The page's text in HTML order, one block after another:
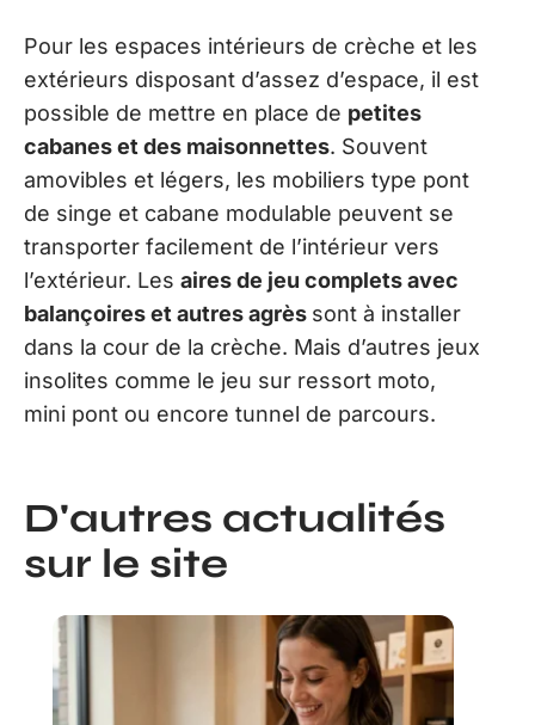
Pour les espaces intérieurs de crèche et les
extérieurs disposant d’assez d’espace, il est
possible de mettre en place de petites
cabanes et des maisonnettes. Souvent
amovibles et légers, les mobiliers type pont
de singe et cabane modulable peuvent se
transporter facilement de l’intérieur vers
l’extérieur. Les aires de jeu complets avec
balançoires et autres agrès sont à installer
dans la cour de la crèche. Mais d’autres jeux
insolites comme le jeu sur ressort moto,
mini pont ou encore tunnel de parcours.
D'autres actualités
sur le site